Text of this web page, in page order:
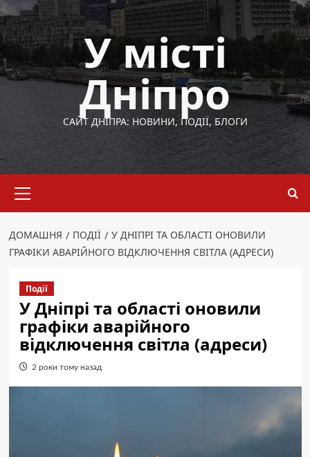
Перейти
до
вмісту
У місті
Дніпро
САЙТ ДНІПРА: НОВИНИ, ПОДІЇ, БЛОГИ
меню
ДОМАШНЯ ПОДІЇ
У ДНІПРІ ТА ОБЛАСТІ ОНОВИЛИ
ГРАФІКИ АВАРІЙНОГО ВІДКЛЮЧЕННЯ СВІТЛА (АДРЕСИ)
Події
У Дніпрі та області оновили
графіки аварійного
відключення світла (адреси)
2 роки тому назад